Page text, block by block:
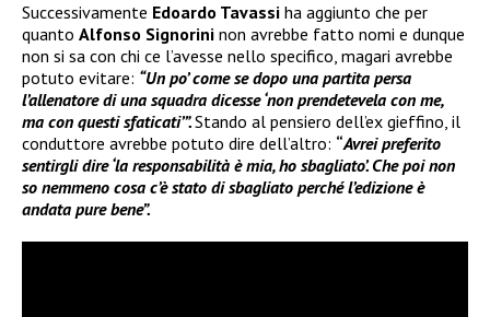
Successivamente Edoardo Tavassi ha aggiunto che per
quanto Alfonso Signorini non avrebbe fatto nomi e dunque
non si sa con chi ce l’avesse nello specifico, magari avrebbe
potuto evitare: “Un po’ come se dopo una partita persa
l’allenatore di una squadra dicesse ‘non prendetevela con me,
ma con questi sfaticati’”.Stando al pensiero dell’ex gieffino, il
conduttore avrebbe potuto dire dell’altro: “Avrei preferito
sentirgli dire ‘la responsabilità è mia, ho sbagliato’. Che poi non
so nemmeno cosa c’è stato di sbagliato perché l’edizione è
andata pure bene”.